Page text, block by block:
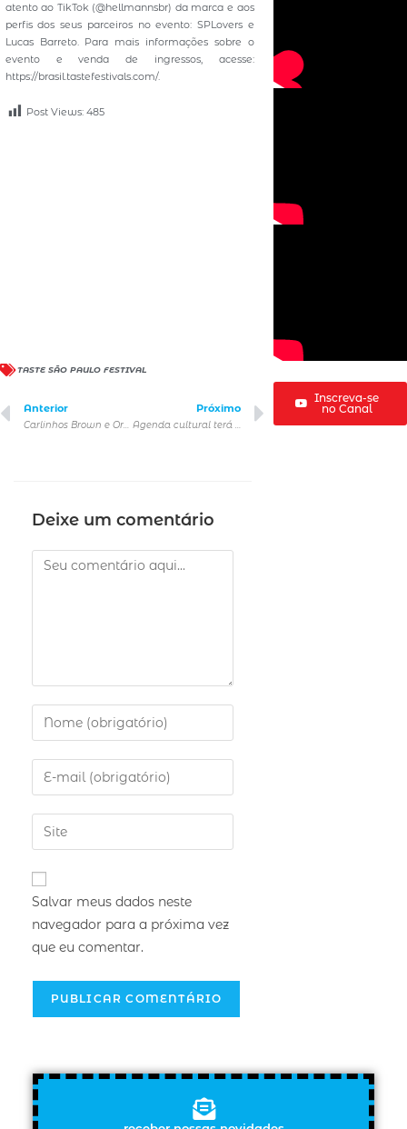
atento ao TikTok (@hellmannsbr) da marca e aos
perfis dos seus parceiros no evento: SPLovers e
Lucas Barreto. Para mais informações sobre o
evento e venda de ingressos, acesse:
https://brasil.tastefestivals.com/.
Post Views: 485
TASTE SÃO PAULO FESTIVAL
Anterior Próximo
Deixe um comentário
Salvar meus dados neste
navegador para a próxima vez
que eu comentar.
Inscreva-se
no Canal